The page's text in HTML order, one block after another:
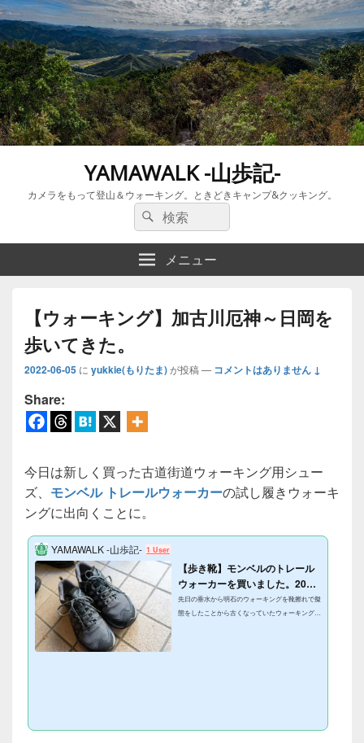
YAMAWALK -山歩記-
カメラをもって登山＆ウォーキング。ときどきキャンプ&クッキング。
検
索:
検
索
メニュー
【ウォーキング】加古川厄神～日岡を
歩いてきた。
2022-06-05 に yukkie(もりたま)が投稿 — コメントはありません ↓
Share:
今日は新しく買った古道街道ウォーキング用シュー
ズ、 モンベル トレールウォーカーの試し履きウォーキ
ングに出向くことに。
YAMAWALK -山歩記- 1 User
【歩き靴】モンベルのトレール
ウォーカーを買いました。2025.
01追記
先日の垂水から明石のウォーキングを靴擦れで擬
態をしたことから古くなっていたウォーキングシ